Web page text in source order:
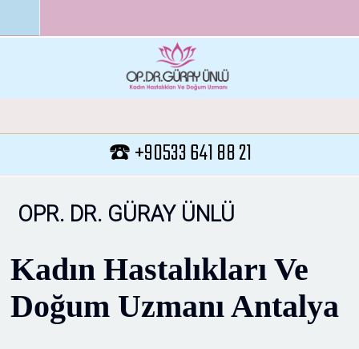
☎️ +90533 641 88 21
OPR. DR. GÜRAY ÜNLÜ
Kadın Hastalıkları Ve
Doğum Uzmanı Antalya